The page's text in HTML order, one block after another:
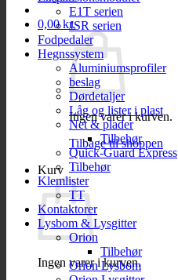
0,00kr.
Ingen varer i kurven.
Tilbage til shoppen
Kurv
Ingen varer i kurven.
E1T serien
JSR serien
Fodpedaler
Hegnssystem
Aluminiumsprofiler
beslag
Dørdetaljer
Låg og lister i plast
Net & plader
Tilbehør
Quick-Guard Express
Tilbehør
Klemlister
TT
Kontaktorer
Lysbom & Lysgitter
Orion
Tilbehør
Orion Lysbom